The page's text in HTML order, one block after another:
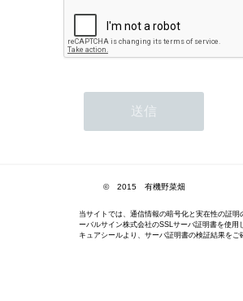
© 2015 有機野菜畑
当サイトでは、通信情報の暗号化と実在性の証明
ーバルサイン株式会社のSSLサーバ証明書を使用
キュアシールより、サーバ証明書の検証結果をご